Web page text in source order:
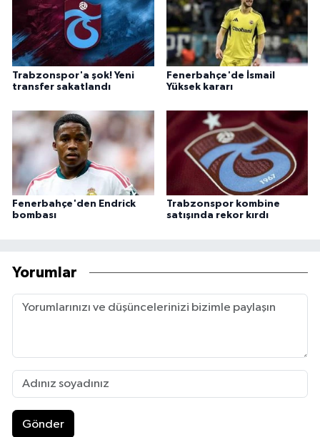
Trabzonspor'a şok! Yeni
transfer sakatlandı
Fenerbahçe'de İsmail
Yüksek kararı
Fenerbahçe'den Endrick
bombası
Trabzonspor kombine
satışında rekor kırdı
Yorumlar
Gönder